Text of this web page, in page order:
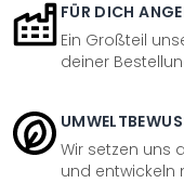
FÜR DICH
Ein Großteil
deiner
Wir setzen uns
und entwickeln